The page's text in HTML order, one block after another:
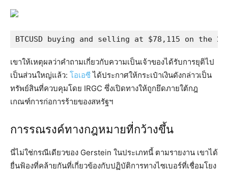
BTCUSD buying and selling at $78,115 on the
เขาให้เหตุผลว่าคำถามเกี่ยวกับความเป็นเจ้าของได้รับการยุติไป
เป็นส่วนใหญ่แล้ว: โอเอซีได้ประกาศให้กระเป๋าเงินดังกล่าวเป็น
ทรัพย์สินที่ควบคุมโดย IRGC ซึ่งเปิดทางให้ถูกยึดภายใต้กฎ
เกณฑ์การก่อการร้ายของสหรัฐฯ
การรณรงค์ทางกฎหมายที่กว้างขึ้น
นี่ไม่ใช่กรณีเดียวของ Gerstein ในประเภทนี้ ตามรายงาน เขาได้
ยื่นฟ้องที่คล้ายกันที่เกี่ยวข้องกับปฏิบัติการทางไซเบอร์ที่เชื่อมโยง